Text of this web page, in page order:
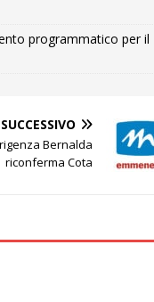
programmatico per il
SUCCESSIVO
Bernalda
riconferma Cota